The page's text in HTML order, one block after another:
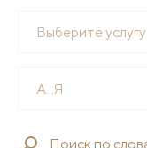
Выберите услугу
А...Я